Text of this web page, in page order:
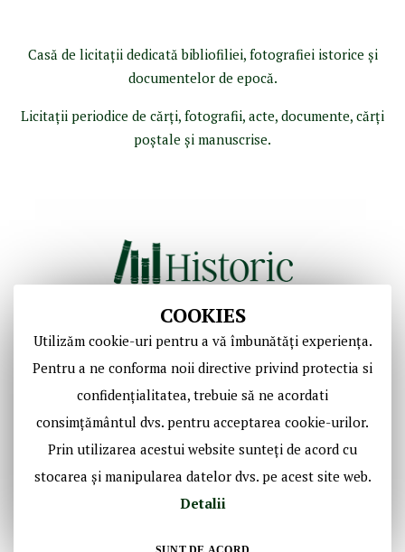
COOKIES
Utilizăm cookie-uri pentru a vă îmbunătăți experiența.
Pentru a ne conforma noii directive privind protectia si
confidențialitatea, trebuie să ne acordati
consimțământul dvs. pentru acceptarea cookie-urilor.
Prin utilizarea acestui website sunteți de acord cu
stocarea și manipularea datelor dvs. pe acest site web.
Detalii
Casă de licitaţii dedicată bibliofiliei, fotografiei istorice şi
documentelor de epocă.
Licitaţii periodice de cărţi, fotografii, acte, documente, cărţi
poştale şi manuscrise.
Copyright © Casa de Licitaţii Historic SRL
Social Media Historic